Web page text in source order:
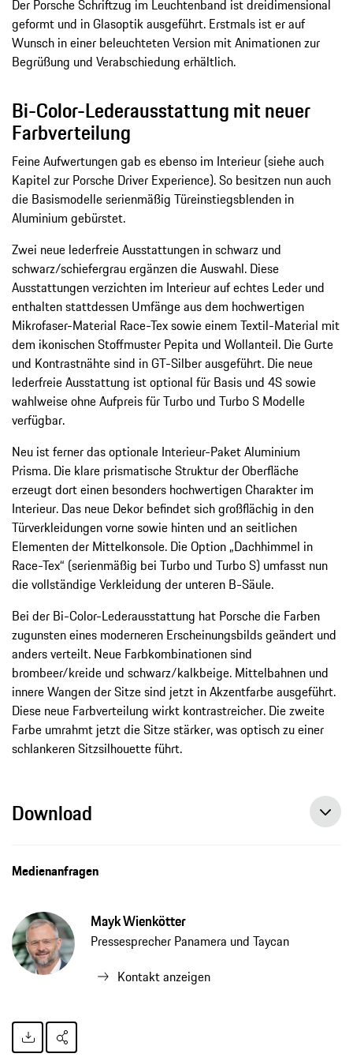
Der Porsche Schriftzug im Leuchtenband ist dreidimensional
geformt und in Glasoptik ausgeführt. Erstmals ist er auf
Wunsch in einer beleuchteten Version mit Animationen zur
Begrüßung und Verabschiedung erhältlich.
Bi-Color-Lederausstattung mit neuer
Farbverteilung
Feine Aufwertungen gab es ebenso im Interieur (siehe auch
Kapitel zur Porsche Driver Experience). So besitzen nun auch
die Basismodelle serienmäßig Türeinstiegsblenden in
Aluminium gebürstet.
Zwei neue lederfreie Ausstattungen in schwarz und
schwarz/schiefergrau ergänzen die Auswahl. Diese
Ausstattungen verzichten im Interieur auf echtes Leder und
enthalten stattdessen Umfänge aus dem hochwertigen
Mikrofaser-Material Race-Tex sowie einem Textil-Material mit
dem ikonischen Stoffmuster Pepita und Wollanteil. Die Gurte
und Kontrastnähte sind in GT-Silber ausgeführt. Die neue
lederfreie Ausstattung ist optional für Basis und 4S sowie
wahlweise ohne Aufpreis für Turbo und Turbo S Modelle
verfügbar.
Neu ist ferner das optionale Interieur-Paket Aluminium
Prisma. Die klare prismatische Struktur der Oberfläche
erzeugt dort einen besonders hochwertigen Charakter im
Interieur. Das neue Dekor befindet sich großflächig in den
Türverkleidungen vorne sowie hinten und an seitlichen
Elementen der Mittelkonsole. Die Option „Dachhimmel in
Race-Tex“ (serienmäßig bei Turbo und Turbo S) umfasst nun
die vollständige Verkleidung der unteren B-Säule.
Bei der Bi-Color-Lederausstattung hat Porsche die Farben
zugunsten eines moderneren Erscheinungsbilds geändert und
anders verteilt. Neue Farbkombinationen sind
brombeer/kreide und schwarz/kalkbeige. Mittelbahnen und
innere Wangen der Sitze sind jetzt in Akzentfarbe ausgeführt.
Diese neue Farbverteilung wirkt kontrastreicher. Die zweite
Farbe umrahmt jetzt die Sitze stärker, was optisch zu einer
schlankeren Sitzsilhouette führt.
Download
Medienanfragen
Mayk Wienkötter
Pressesprecher Panamera und Taycan
Kontakt anzeigen